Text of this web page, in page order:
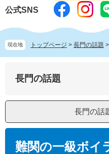
す。
し
本
文
へ
公式SNS
現在地 トップページ > 長門の話題 >
長門の話題
長門の話
難関の一級ボイ